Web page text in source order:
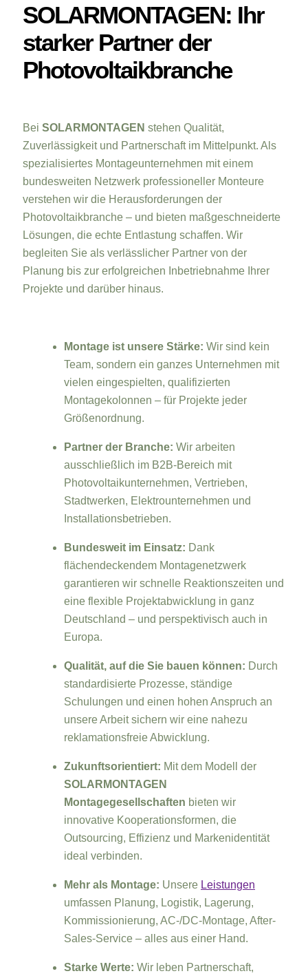
SOLARMONTAGEN: Ihr
starker Partner der
Photovoltaikbranche
Bei SOLARMONTAGEN stehen Qualität,
Zuverlässigkeit und Partnerschaft im Mittelpunkt. Als
spezialisiertes Montageunternehmen mit einem
bundesweiten Netzwerk professioneller Monteure
verstehen wir die Herausforderungen der
Photovoltaikbranche – und bieten maßgeschneiderte
Lösungen, die echte Entlastung schaffen. Wir
begleiten Sie als verlässlicher Partner von der
Planung bis zur erfolgreichen Inbetriebnahme Ihrer
Projekte und darüber hinaus.
Montage ist unsere Stärke: Wir sind kein
Team, sondern ein ganzes Unternehmen mit
vielen eingespielten, qualifizierten
Montagekolonnen – für Projekte jeder
Größenordnung.
Partner der Branche: Wir arbeiten
ausschließlich im B2B-Bereich mit
Photovoltaikunternehmen, Vertrieben,
Stadtwerken, Elektrounternehmen und
Installationsbetrieben.
Bundesweit im Einsatz: Dank
flächendeckendem Montagenetzwerk
garantieren wir schnelle Reaktionszeiten und
eine flexible Projektabwicklung in ganz
Deutschland – und perspektivisch auch in
Europa.
Qualität, auf die Sie bauen können: Durch
standardisierte Prozesse, ständige
Schulungen und einen hohen Anspruch an
unsere Arbeit sichern wir eine nahezu
reklamationsfreie Abwicklung.
Zukunftsorientiert: Mit dem Modell der
SOLARMONTAGEN
Montagegesellschaften bieten wir
innovative Kooperationsformen, die
Outsourcing, Effizienz und Markenidentität
ideal verbinden.
Mehr als Montage: Unsere Leistungen
umfassen Planung, Logistik, Lagerung,
Kommissionierung, AC-/DC-Montage, After-
Sales-Service – alles aus einer Hand.
Starke Werte: Wir leben Partnerschaft,